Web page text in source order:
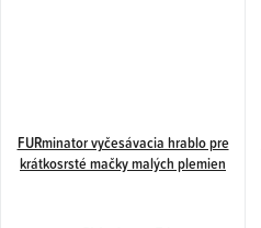
FURminator vyčesávacia hrablo pre
krátkosrsté mačky malých plemien